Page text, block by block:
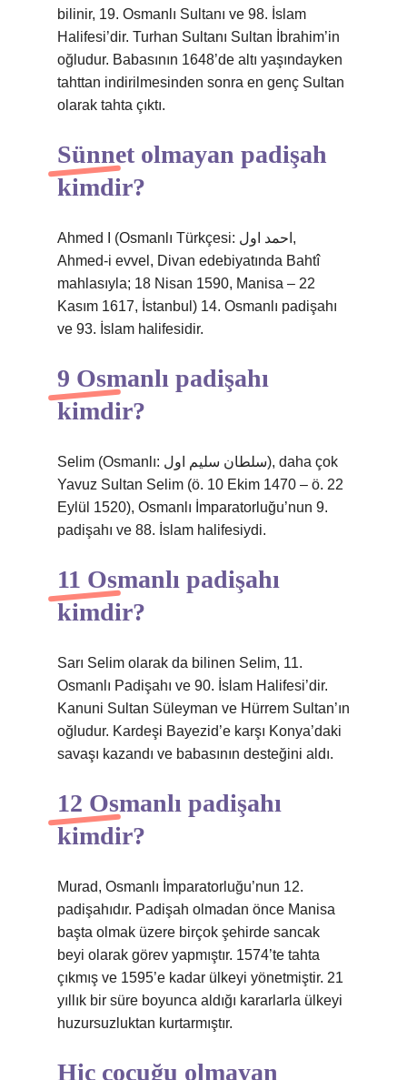
bilinir, 19. Osmanlı Sultanı ve 98. İslam
Halifesi’dir. Turhan Sultanı Sultan İbrahim’in
oğludur. Babasının 1648’de altı yaşındayken
tahttan indirilmesinden sonra en genç Sultan
olarak tahta çıktı.
Sünnet olmayan padişah
kimdir?
Ahmed I (Osmanlı Türkçesi: احمد اول,
Ahmed-i evvel, Divan edebiyatında Bahtî
mahlasıyla; 18 Nisan 1590, Manisa – 22
Kasım 1617, İstanbul) 14. Osmanlı padişahı
ve 93. İslam halifesidir.
9 Osmanlı padişahı
kimdir?
Selim (Osmanlı: سلطان سليم اول), daha çok
Yavuz Sultan Selim (ö. 10 Ekim 1470 – ö. 22
Eylül 1520), Osmanlı İmparatorluğu’nun 9.
padişahı ve 88. İslam halifesiydi.
11 Osmanlı padişahı
kimdir?
Sarı Selim olarak da bilinen Selim, 11.
Osmanlı Padişahı ve 90. İslam Halifesi’dir.
Kanuni Sultan Süleyman ve Hürrem Sultan’ın
oğludur. Kardeşi Bayezid’e karşı Konya’daki
savaşı kazandı ve babasının desteğini aldı.
12 Osmanlı padişahı
kimdir?
Murad, Osmanlı İmparatorluğu’nun 12.
padişahıdır. Padişah olmadan önce Manisa
başta olmak üzere birçok şehirde sancak
beyi olarak görev yapmıştır. 1574’te tahta
çıkmış ve 1595’e kadar ülkeyi yönetmiştir. 21
yıllık bir süre boyunca aldığı kararlarla ülkeyi
huzursuzluktan kurtarmıştır.
Hiç çocuğu olmayan